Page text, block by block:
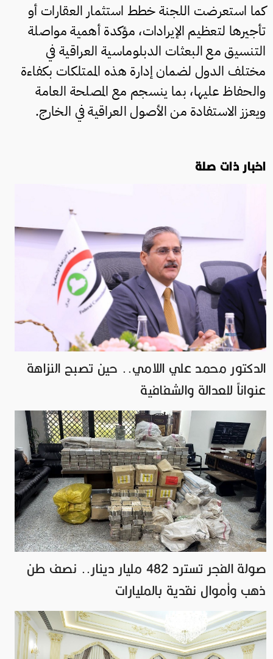
كما استعرضت اللجنة خطط استثمار العقارات أو
تأجيرها لتعظيم الإيرادات، مؤكدة أهمية مواصلة
التنسيق مع البعثات الدبلوماسية العراقية في
مختلف الدول لضمان إدارة هذه الممتلكات بكفاءة
والحفاظ عليها، بما ينسجم مع المصلحة العامة
ويعزز الاستفادة من الأصول العراقية في الخارج.
اخبار ذات صلة
الدكتور محمد علي اللامي.. حين تصبح النزاهة
عنواناً للعدالة والشفافية
صولة الفجر تسترد 482 مليار دينار.. نصف طن
ذهب وأموال نقدية بالمليارات